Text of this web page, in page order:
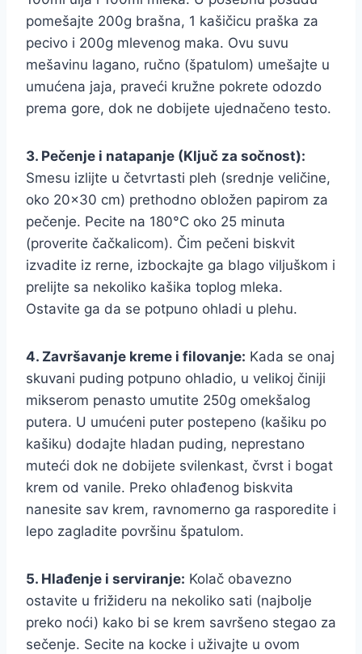
pomešajte 200g brašna, 1 kašičicu praška za
pecivo i 200g mlevenog maka. Ovu suvu
mešavinu lagano, ručno (špatulom) umešajte u
umućena jaja, praveći kružne pokrete odozdo
prema gore, dok ne dobijete ujednačeno testo.
3. Pečenje i natapanje (Ključ za sočnost):
Smesu izlijte u četvrtasti pleh (srednje veličine,
oko 20×30 cm) prethodno obložen papirom za
pečenje. Pecite na 180°C oko 25 minuta
(proverite čačkalicom). Čim pečeni biskvit
izvadite iz rerne, izbockajte ga blago viljuškom i
prelijte sa nekoliko kašika toplog mleka.
Ostavite ga da se potpuno ohladi u plehu.
4. Završavanje kreme i filovanje: Kada se onaj
skuvani puding potpuno ohladio, u velikoj činiji
mikserom penasto umutite 250g omekšalog
putera. U umućeni puter postepeno (kašiku po
kašiku) dodajte hladan puding, neprestano
muteći dok ne dobijete svilenkast, čvrst i bogat
krem od vanile. Preko ohlađenog biskvita
nanesite sav krem, ravnomerno ga rasporedite i
lepo zagladite površinu špatulom.
5. Hlađenje i serviranje: Kolač obavezno
ostavite u frižideru na nekoliko sati (najbolje
preko noći) kako bi se krem savršeno stegao za
sečenje. Secite na kocke i uživajte u ovom